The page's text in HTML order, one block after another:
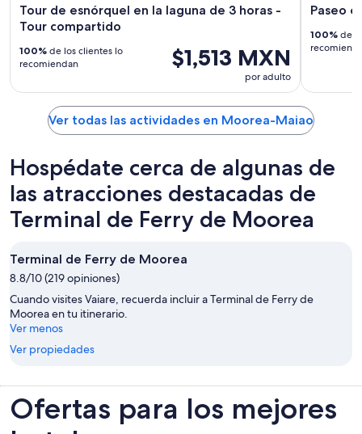
Tour de esnórquel en la laguna de 3 horas -
Tour compartido
$1,513 MXN
por adulto
100% de los clientes lo
recomiendan
Paseo
100% de
Ver todas las actividades en Moorea-Maiao
Hospédate cerca de algunas de
las atracciones destacadas de
Terminal de Ferry de Moorea
Terminal de Ferry de Moorea
8.8/10 (219 opiniones)
Cuando visites Vaiare, recuerda incluir a Terminal de Ferry de
Moorea en tu itinerario.
Ver menos
Ver propiedades
Ofertas para los mejores